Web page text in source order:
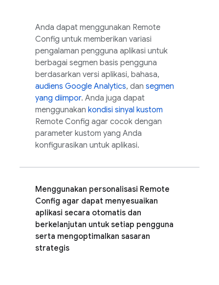
Anda dapat menggunakan Remote
Config untuk memberikan variasi
pengalaman pengguna aplikasi untuk
berbagai segmen basis pengguna
berdasarkan versi aplikasi, bahasa,
audiens Google Analytics, dan segmen
yang diimpor. Anda juga dapat
menggunakan kondisi sinyal kustom
Remote Config agar cocok dengan
parameter kustom yang Anda
konfigurasikan untuk aplikasi.
Menggunakan personalisasi Remote
Config agar dapat menyesuaikan
aplikasi secara otomatis dan
berkelanjutan untuk setiap pengguna
serta mengoptimalkan sasaran
strategis